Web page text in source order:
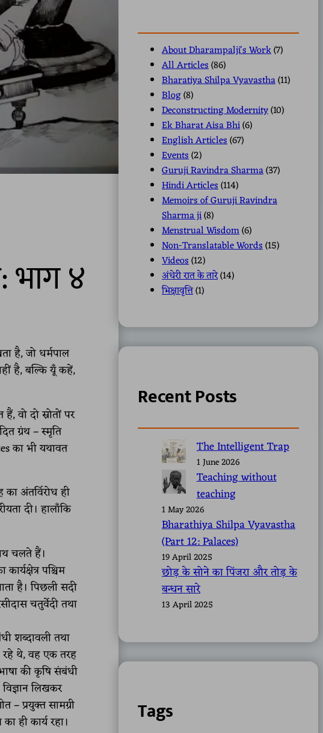
भाग ४
है, जो धर्मपाल
है, बल्कि यूँ कहें,
दो स्रोतों पर
ग्रंथ – स्मृति
का भी यथावत
अंतर्विरोध ही
दी। हालाँकि
चलते हैं।
पश्चिम
है। पिछली सदी
चतुर्वेदी तथा
शब्दावली तथा
रहे थे, वह एक तरह
की कृषि संबंधी
लिखकर
– प्रयुक्त सामग्री
ही कार्य रहा।
About Dharampalji's Work(7)
All Articles(86)
Bharatiya Shilpa Vyavastha(11)
Blog(8)
Deconstructing Modernity(10)
Ek Bharat Aisa Bhi(6)
English Articles(67)
Events(2)
Guruji Ravindra Sharma(37)
Hindi Articles(114)
Memoirs of Guruji Ravindra
Sharma ji(8)
Menstrual Wisdom(6)
Non-Translatable Words(15)
Videos(12)
अंधेरी रात के तारे(14)
भिक्षावृत्ति(1)
Recent Posts
The Intelligent Trap
1 June 2026
Teaching without
teaching
1 May 2026
Bharathiya Shilpa Vyavastha
(Part 12: Palaces)
19 April 2025
छोड़ के सोने का पिंजरा और तोड़ के
बन्धन सारे
13 April 2025
Tags